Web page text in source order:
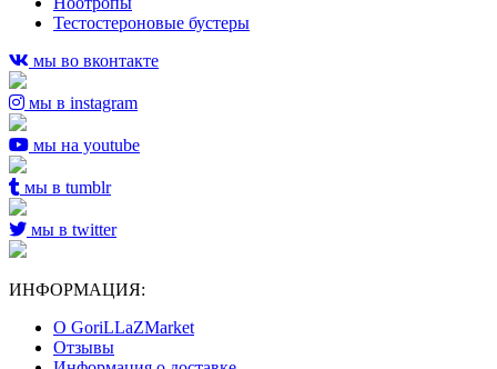
Тестостероновые бустеры
мы во вконтакте
мы в instagram
мы на youtube
мы в tumblr
мы в twitter
ИНФОРМАЦИЯ:
О GoriLLaZMarket
Отзывы